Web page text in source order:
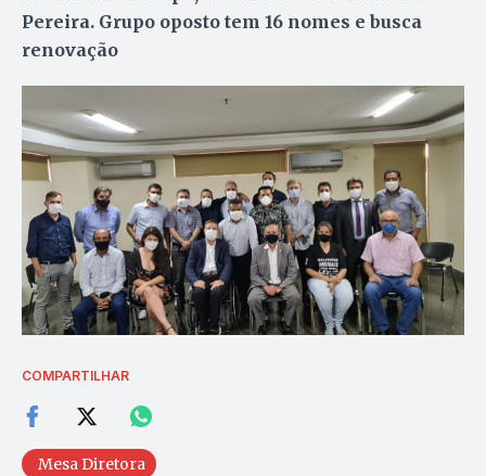
Pereira. Grupo oposto tem 16 nomes e busca
renovação
COMPARTILHAR
Mesa Diretora